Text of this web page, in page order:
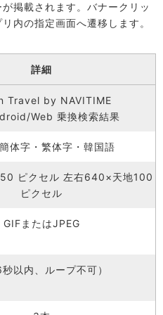
掲載されます。バナークリッ
内の指定画面へ遷移します。
詳細
Travel by NAVITIME
Web 乗換検索結果
体字・繁体字・韓国語
ピクセル 左右640×天地100
ピクセル
GIFまたはJPEG
以内、ループ不可）